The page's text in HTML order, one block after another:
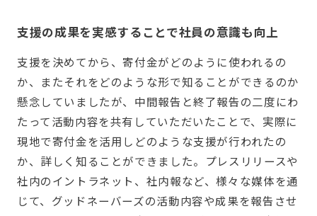
支援の成果を実感することで社員の意識も向上
支援を決めてから、寄付金がどのように使われるの
か、またそれをどのような形で知ることができるのか
懸念していましたが、中間報告と終了報告の二度にわ
たって活動内容を共有していただいたことで、実際に
現地で寄付金を活用しどのような支援が行われたの
か、詳しく知ることができました。プレスリリースや
社内のイントラネット、社内報など、様々な媒体を通
じて、グッドネーバーズの活動内容や成果を報告させ